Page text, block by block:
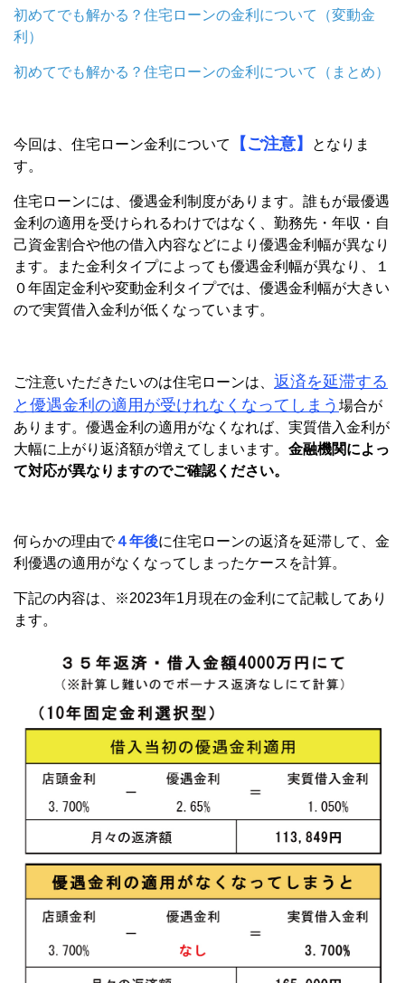
初めてでも解かる？住宅ローンの金利について（変動金
利）
初めてでも解かる？住宅ローンの金利について（まとめ）
今回は、住宅ローン金利について 【ご注意】
となりま
す。
住宅ローンには、優遇金利制度があります。誰もが最優遇
金利の適用を受けられるわけではなく、勤務先・年収・自
己資金割合や他の借入内容などにより優遇金利幅が異なり
ます。また金利タイプによっても優遇金利幅が異なり、１
０年固定金利や変動金利タイプでは、優遇金利幅が大きい
ので実質借入金利が低くなっています。
ご注意いただきたいのは住宅ローンは、 返済を延滞する
と優遇金利の適用が受けれなくなってしまう 場合が
あります。優遇金利の適用がなくなれば、実質借入金利が
大幅に上がり返済額が増えてしまいます。 金融機関によっ
て対応が異なりますのでご確認ください。
何らかの理由で４年後に住宅ローンの返済を延滞して、金
利優遇の適用がなくなってしまったケースを計算。
下記の内容は、※2023年1月現在の金利にて記載してあり
ます。